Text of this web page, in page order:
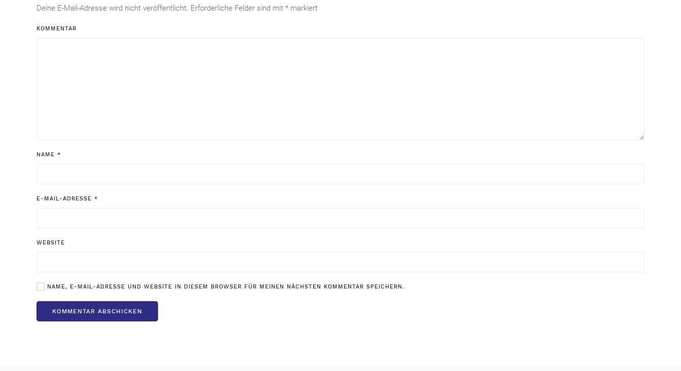
Deine E-Mail-Adresse wird nicht veröffentlicht. Erforderliche Felder sind mit * markiert
KOMMENTAR
NAME *
E-MAIL-ADRESSE *
WEBSITE
NAME, E-MAIL-ADRESSE UND WEBSITE IN DIESEM BROWSER FÜR MEINEN NÄCHSTEN KOMMENTAR SPEICHERN.
KOMMENTAR ABSCHICKEN